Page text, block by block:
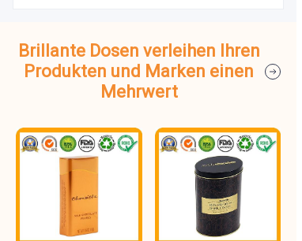
Brillante Dosen verleihen Ihren
Produkten und Marken einen
Mehrwert